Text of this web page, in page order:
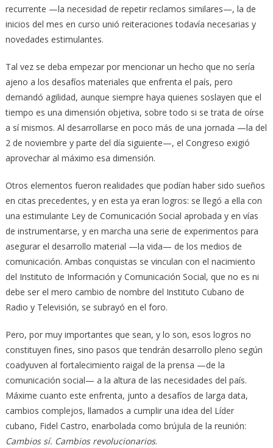
recurrente —la necesidad de repetir reclamos similares—, la de
inicios del mes en curso unió reiteraciones todavía necesarias y
novedades estimulantes.
Tal vez se deba empezar por mencionar un hecho que no sería
ajeno a los desafíos materiales que enfrenta el país, pero
demandó agilidad, aunque siempre haya quienes soslayen que el
tiempo es una dimensión objetiva, sobre todo si se trata de oírse
a sí mismos. Al desarrollarse en poco más de una jornada —la del
2 de noviembre y parte del día siguiente—, el Congreso exigió
aprovechar al máximo esa dimensión.
Otros elementos fueron realidades que podían haber sido sueños
en citas precedentes, y en esta ya eran logros: se llegó a ella con
una estimulante Ley de Comunicación Social aprobada y en vías
de instrumentarse, y en marcha una serie de experimentos para
asegurar el desarrollo material —la vida— de los medios de
comunicación. Ambas conquistas se vinculan con el nacimiento
del Instituto de Información y Comunicación Social, que no es ni
debe ser el mero cambio de nombre del Instituto Cubano de
Radio y Televisión, se subrayó en el foro.
Pero, por muy importantes que sean, y lo son, esos logros no
constituyen fines, sino pasos que tendrán desarrollo pleno según
coadyuven al fortalecimiento raigal de la prensa —de la
comunicación social— a la altura de las necesidades del país.
Máxime cuanto este enfrenta, junto a desafíos de larga data,
cambios complejos, llamados a cumplir una idea del Líder
cubano, Fidel Castro, enarbolada como brújula de la reunión:
Cambios sí. Cambios revolucionarios.